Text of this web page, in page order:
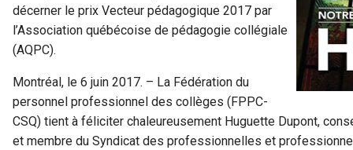
décerner le prix Vecteur pédagogique 2017 par
l’Association québécoise de pédagogie collégiale
(AQPC).
Montréal, le 6 juin 2017. – La Fédération du
personnel professionnel des collèges (FPPC-
CSQ) tient à féliciter chaleureusement Huguette Dupont,
et membre du Syndicat des professionnelles et